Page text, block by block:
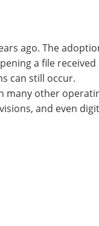
ago. The
a file
can still occur.
many other
and even